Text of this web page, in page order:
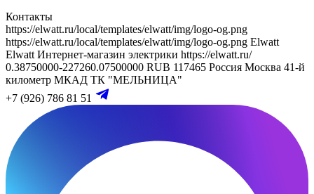
Контакты
https://elwatt.ru/local/templates/elwatt/img/logo-og.png
https://elwatt.ru/local/templates/elwatt/img/logo-og.png Elwatt
Elwatt Интернет-магазин электрики https://elwatt.ru/
0.38750000-227260.07500000 RUB 117465 Россия Москва 41-й
километр МКАД ТК "МЕЛЬНИЦА"
+7 (926) 786 81 51